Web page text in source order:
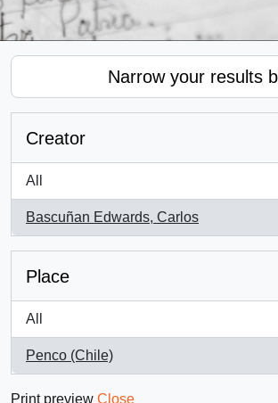
Narrow your results
Creator
All
Bascuñan Edwards, Carlos
, 1 results
Place
All
Penco (Chile)
, 1 results
Print preview Close